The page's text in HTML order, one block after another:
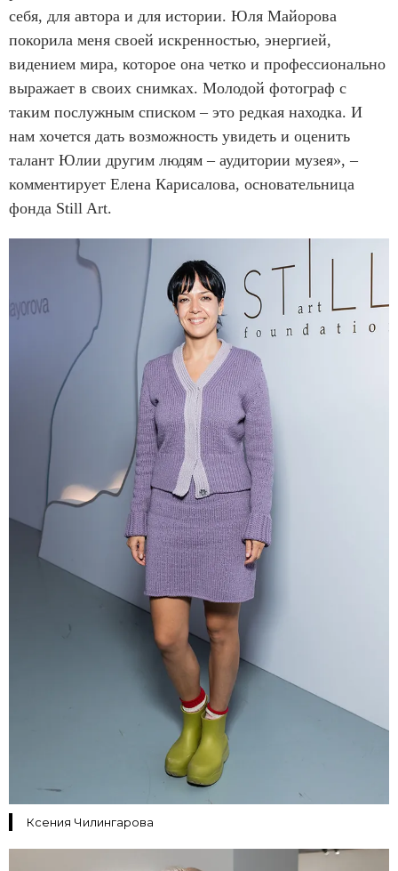
себя, для автора и для истории. Юля Майорова
покорила меня своей искренностью, энергией,
видением мира, которое она четко и профессионально
выражает в своих снимках. Молодой фотограф с
таким послужным списком – это редкая находка. И
нам хочется дать возможность увидеть и оценить
талант Юлии другим людям – аудитории музея», –
комментирует Елена Карисалова, основательница
фонда Still Art.
Ксения Чилингарова